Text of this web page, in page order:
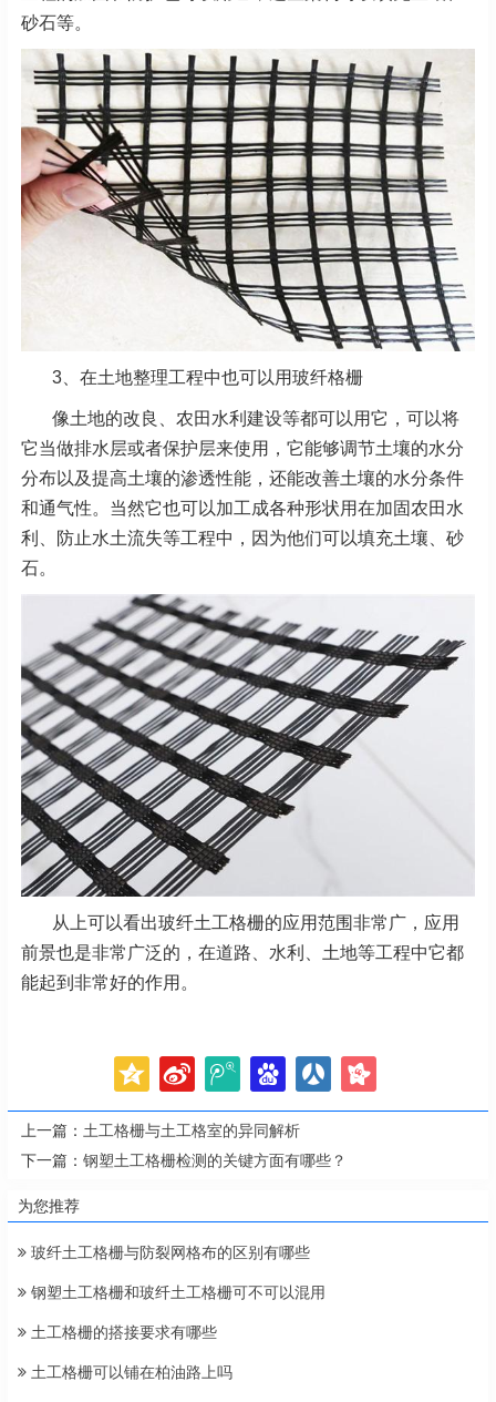
砂石等。
3、在土地整理工程中也可以用玻纤格栅
像土地的改良、农田水利建设等都可以用它，可以将
它当做排水层或者保护层来使用，它能够调节土壤的水分
分布以及提高土壤的渗透性能，还能改善土壤的水分条件
和通气性。当然它也可以加工成各种形状用在加固农田水
利、防止水土流失等工程中，因为他们可以填充土壤、砂
石。
从上可以看出玻纤土工格栅的应用范围非常广，应用
前景也是非常广泛的，在道路、水利、土地等工程中它都
能起到非常好的作用。
上一篇： 土工格栅与土工格室的异同解析
下一篇： 钢塑土工格栅检测的关键方面有哪些？
为您推荐
玻纤土工格栅与防裂网格布的区别有哪些
钢塑土工格栅和玻纤土工格栅可不可以混用
土工格栅的搭接要求有哪些
土工格栅可以铺在柏油路上吗